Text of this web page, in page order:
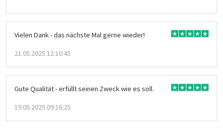
Vielen Dank - das nächste Mal gerne wieder!
21.05.2025 12:10:45
Gute Qualität - erfüllt seinen Zweck wie es soll.
19.05.2025 09:16:25